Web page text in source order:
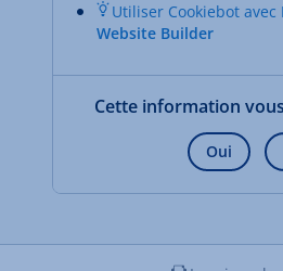
Utiliser Cookiebot avec
Website Builder
Cette information
Oui